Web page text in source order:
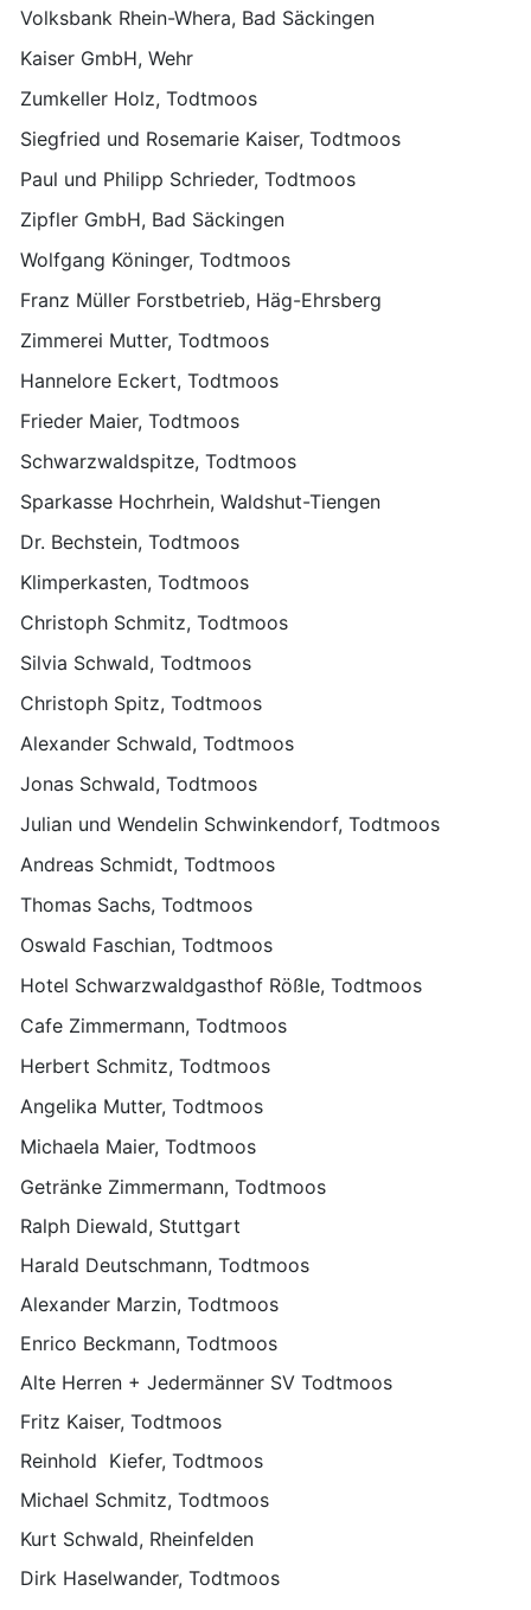
Volksbank Rhein-Whera, Bad Säckingen
Kaiser GmbH, Wehr
Zumkeller Holz, Todtmoos
Siegfried und Rosemarie Kaiser, Todtmoos
Paul und Philipp Schrieder, Todtmoos
Zipfler GmbH, Bad Säckingen
Wolfgang Köninger, Todtmoos
Franz Müller Forstbetrieb, Häg-Ehrsberg
Zimmerei Mutter, Todtmoos
Hannelore Eckert, Todtmoos
Frieder Maier, Todtmoos
Schwarzwaldspitze, Todtmoos
Sparkasse Hochrhein, Waldshut-Tiengen
Dr. Bechstein, Todtmoos
Klimperkasten, Todtmoos
Christoph Schmitz, Todtmoos
Silvia Schwald, Todtmoos
Christoph Spitz, Todtmoos
Alexander Schwald, Todtmoos
Jonas Schwald, Todtmoos
Julian und Wendelin Schwinkendorf, Todtmoos
Andreas Schmidt, Todtmoos
Thomas Sachs, Todtmoos
Oswald Faschian, Todtmoos
Hotel Schwarzwaldgasthof Rößle, Todtmoos
Cafe Zimmermann, Todtmoos
Herbert Schmitz, Todtmoos
Angelika Mutter, Todtmoos
Michaela Maier, Todtmoos
Getränke Zimmermann, Todtmoos
Ralph Diewald, Stuttgart
Harald Deutschmann, Todtmoos
Alexander Marzin, Todtmoos
Enrico Beckmann, Todtmoos
Alte Herren + Jedermänner SV Todtmoos
Fritz Kaiser, Todtmoos
Reinhold Kiefer, Todtmoos
Michael Schmitz, Todtmoos
Kurt Schwald, Rheinfelden
Dirk Haselwander, Todtmoos